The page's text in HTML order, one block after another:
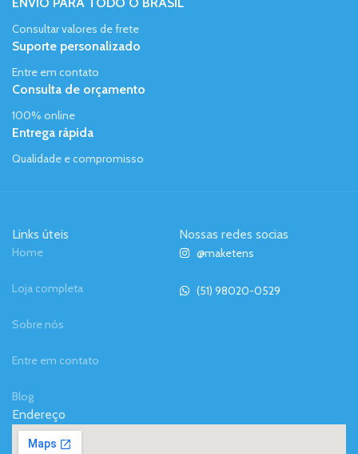
ENVIO PARA TODO O BRASIL
Consultar valores de frete
Suporte personalizado
Entre em contato
Consulta de orçamento
100% online
Entrega rápida
Qualidade e compromisso
Links úteis
Home
Loja completa
Sobre nós
Entre em contato
Blog
Nossas redes socias
@maketens
(51) 98020-0529
Endereço